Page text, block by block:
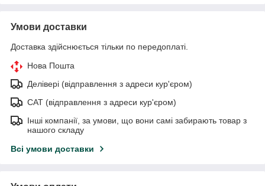
Умови доставки
Доставка здійснюється тільки по передоплаті.
Нова Пошта
Делівері (відправлення з адреси кур'єром)
САТ (відправлення з адреси кур'єром)
Інші компанії, за умови, що вони самі забирають товар з
нашого складу
Всі умови доставки